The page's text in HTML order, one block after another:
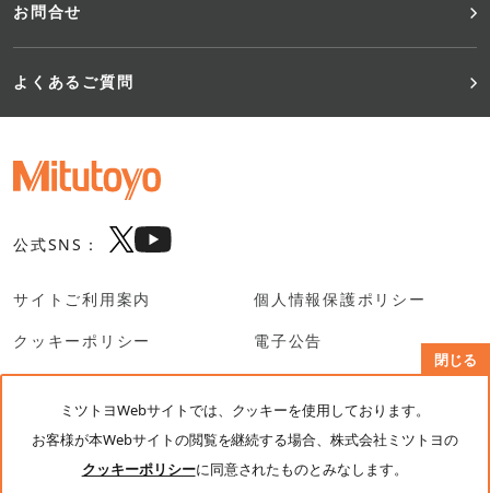
お問合せ
よくあるご質問
公式SNS：
サイトご利用案内
個人情報保護ポリシー
クッキーポリシー
電子公告
SNS利用規約
© Mitutoyo Corporation. All rights reserved.
ミツトヨWebサイトでは、クッキーを使用しております。
お客様が本Webサイトの閲覧を継続する場合、株式会社ミツトヨの
クッキーポリシーに同意されたものとみなします。
閉じる